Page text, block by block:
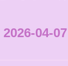
2026-04-